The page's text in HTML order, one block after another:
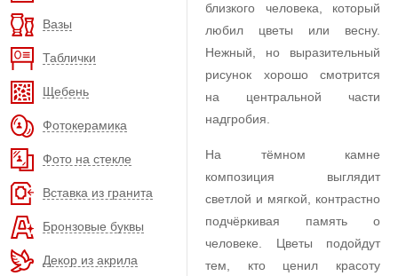
Вазы
Таблички
Щебень
Фотокерамика
Фото на стекле
Вставка из гранита
Бронзовые буквы
Декор из акрила
близкого человека, который
любил цветы или весну.
Нежный, но выразительный
рисунок хорошо смотрится
на центральной части
надгробия.
На тёмном камне
композиция выглядит
светлой и мягкой, контрастно
подчёркивая память о
человеке. Цветы подойдут
тем, кто ценил красоту